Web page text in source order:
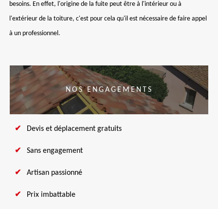
besoins. En effet, l'origine de la fuite peut être à l'intérieur ou à
l'extérieur de la toiture, c'est pour cela qu'il est nécessaire de faire appel
à un professionnel.
NOS ENGAGEMENTS
Devis et déplacement gratuits
Sans engagement
Artisan passionné
Prix imbattable